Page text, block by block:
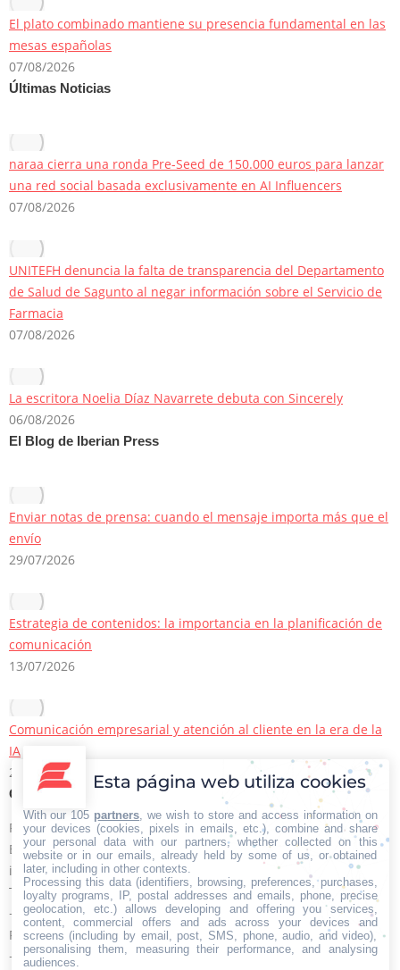
El plato combinado mantiene su presencia fundamental en las
mesas españolas
07/08/2026
Últimas Noticias
naraa cierra una ronda Pre-Seed de 150.000 euros para lanzar
una red social basada exclusivamente en AI Influencers
07/08/2026
UNITEFH denuncia la falta de transparencia del Departamento
de Salud de Sagunto al negar información sobre el Servicio de
Farmacia
07/08/2026
La escritora Noelia Díaz Navarrete debuta con Sincerely
06/08/2026
El Blog de Iberian Press
Enviar notas de prensa: cuando el mensaje importa más que el
envío
29/07/2026
Estrategia de contenidos: la importancia en la planificación de
comunicación
13/07/2026
Comunicación empresarial y atención al cliente en la era de la
IA
22/06/2026
Contacto Iberian Press
Principales vías de contacto:
E-mail:
info@iberianpress.es
Teléfono:
+34 911863556
Fax:
+34 911863556
Esta página web utiliza cookies
With our 105 partners , we wish to store and access information on
your devices (cookies, pixels in emails, etc.), combine and share
your personal data with our partners, whether collected on this
website or in our emails, already held by some of us, or obtained
later, including in other contexts.
Processing this data (identifiers, browsing, preferences, purchases,
loyalty programs, IP, postal addresses and emails, phone, precise
geolocation, etc.) allows developing and offering you services,
content, commercial offers and ads across your devices and
screens (including by email, post, SMS, phone, audio, and video),
personalising them, measuring their performance, and analysing
audiences.